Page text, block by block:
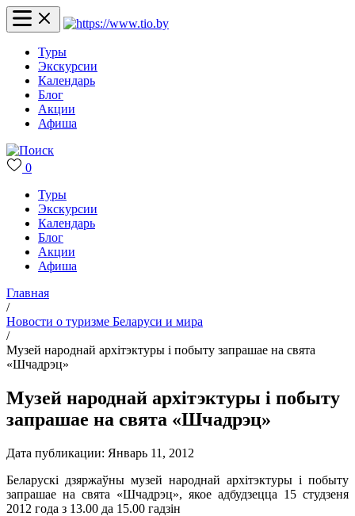
Туры
Экскурсии
Календарь
Блог
Акции
Афиша
0
Туры
Экскурсии
Календарь
Блог
Акции
Афиша
Главная
/
Новости о туризме Беларуси и мира
/
Музей народнай архітэктуры і побыту запрашае на свята
«Шчадрэц»
Музей народнай архітэктуры і побыту
запрашае на свята «Шчадрэц»
Дата публикации: Январь 11, 2012
Беларускі дзяржаўны музей народнай архітэктуры і побыту
запрашае на свята «Шчадрэц», якое адбудзецца 15 студзеня
2012 года з 13.00 да 15.00 гадзін